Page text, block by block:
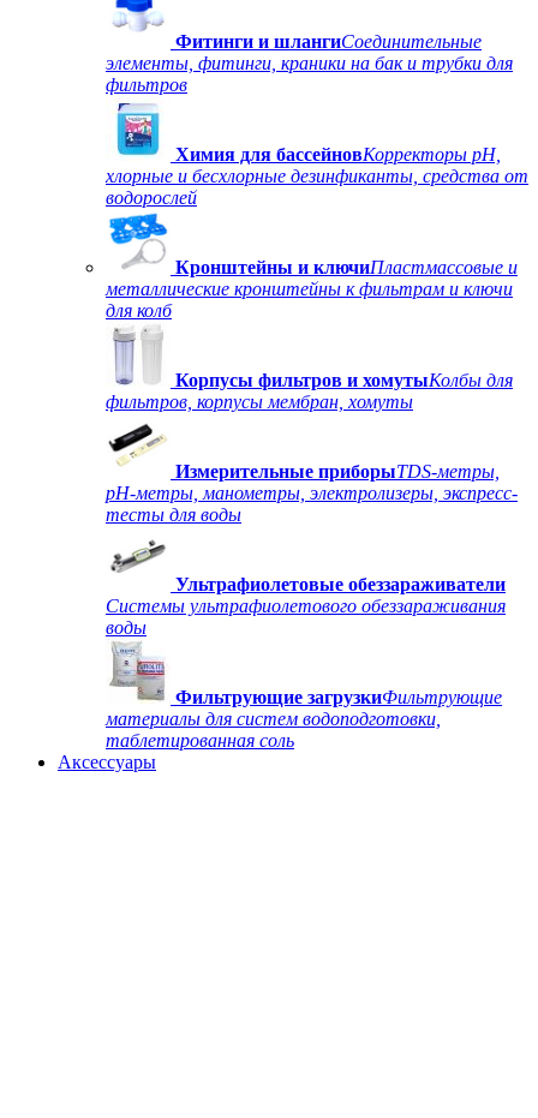
Фитинги и шлангиСоединительные
элементы, фитинги, краники на бак и трубки для
фильтров
Химия для бассейновКорректоры рН,
хлорные и бесхлорные дезинфиканты, средства от
водорослей
Кронштейны и ключиПластмассовые и
металлические кронштейны к фильтрам и ключи
для колб
Корпусы фильтров и хомутыКолбы для
фильтров, корпусы мембран, хомуты
Измерительные приборыTDS-метры,
рН-метры, манометры, электролизеры, экспресс-
тесты для воды
Ультрафиолетовые обеззараживатели
Системы ультрафиолетового обеззараживания
воды
Фильтрующие загрузкиФильтрующие
материалы для систем водоподготовки,
таблетированная соль
Аксессуары